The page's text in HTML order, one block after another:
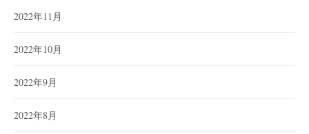
2022年11月
2022年10月
2022年9月
2022年8月